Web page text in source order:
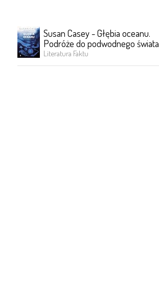
Susan Casey - Głębia oceanu.
Podróże do podwodnego świata
Literatura Faktu